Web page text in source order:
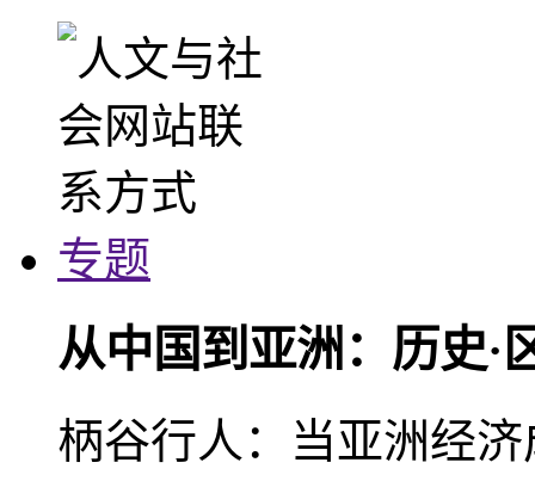
专题
从中国到亚洲：历史·
柄谷行人：当亚洲经